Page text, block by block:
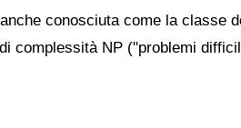
conosciuta come la classe
complessità NP ("problemi